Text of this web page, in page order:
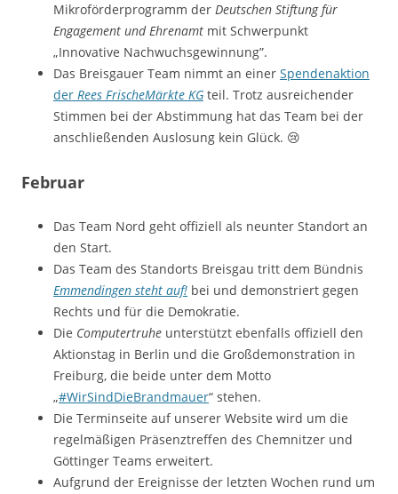
Mikroförderprogramm der Deutschen Stiftung für
Engagement und Ehrenamt mit Schwerpunkt
„Innovative Nachwuchsgewinnung”.
Das Breisgauer Team nimmt an einer Spendenaktion
der Rees FrischeMärkte KG teil. Trotz ausreichender
Stimmen bei der Abstimmung hat das Team bei der
anschließenden Auslosung kein Glück. 😢
Februar
Das Team Nord geht offiziell als neunter Standort an
den Start.
Das Team des Standorts Breisgau tritt dem Bündnis
Emmendingen steht auf! bei und demonstriert gegen
Rechts und für die Demokratie.
Die Computertruhe unterstützt ebenfalls offiziell den
Aktionstag in Berlin und die Großdemonstration in
Freiburg, die beide unter dem Motto
„#WirSindDieBrandmauer“ stehen.
Die Terminseite auf unserer Website wird um die
regelmäßigen Präsenztreffen des Chemnitzer und
Göttinger Teams erweitert.
Aufgrund der Ereignisse der letzten Wochen rund um